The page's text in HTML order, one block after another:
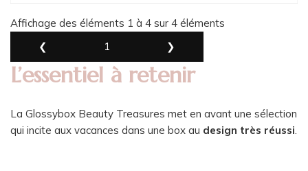
Affichage des éléments 1 à 4 sur 4 éléments
❮
1 ❯
L’essentiel à retenir
La Glossybox Beauty Treasures met en avant une sélection
qui incite aux vacances dans une box au design très réussi.